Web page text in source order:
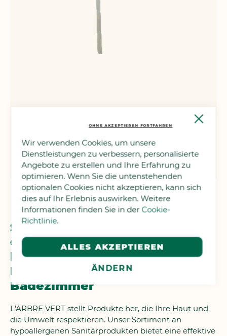
Close
Wir verwenden Cookies, um unsere
Dienstleistungen zu verbessern, personalisierte
Angebote zu erstellen und Ihre Erfahrung zu
optimieren. Wenn Sie die untenstehenden
optionalen Cookies nicht akzeptieren, kann sich
dies auf Ihr Erlebnis auswirken. Weitere
Informationen finden Sie in der Cookie-
Richtlinie.
ALLES AKZEPTIEREN
ÄNDERN
OHNE AKZEPTIEREN FORTFAHREN
Sanftheit und Respekt für
empfindliche Haut: Unsere
hypoallergenen
Reinigungsprodukte für das
Badezimmer
L'ARBRE VERT stellt Produkte her, die Ihre Haut und
die Umwelt respektieren. Unser Sortiment an
hypoallergenen Sanitärprodukten bietet eine effektive
+
-
In den Warenkorb
ZUR
WUNSCHLISTE
HINZUFÜGEN